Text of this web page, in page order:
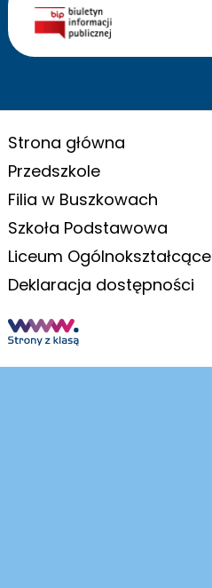
Strona główna
Przedszkole
Filia w Buszkowach
Szkoła Podstawowa
Liceum Ogólnokształcące
Deklaracja dostępności